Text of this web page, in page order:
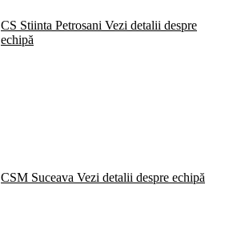
CS Stiinta Petrosani Vezi detalii despre
echipă
CSM Suceava Vezi detalii despre echipă